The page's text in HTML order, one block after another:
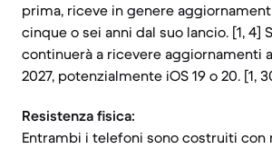
prima, riceve in genere
cinque o sei anni dal suo lancio. [1, 4]
continuerà a ricevere aggiornamenti
2027, potenzialmente iOS 19 o 20. [1,
Resistenza fisica:
Entrambi i telefoni sono costruiti con